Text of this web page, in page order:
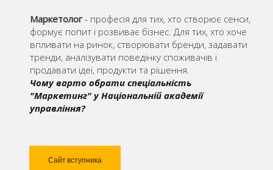
Маркетолог- професія для тих, хто створює сенси,
формує попит і розвиває бізнес. Для тих, хто хоче
впливати на ринок, створювати бренди, задавати
тренди, аналізувати поведінку споживачів і
продавати ідеї, продукти та рішення.
Чому варто обрати спеціальність
"Маркетинг" у Національній академії
управління?
Сайт вступника